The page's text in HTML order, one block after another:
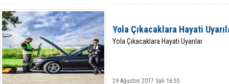
Yola Çıkacaklara Hayati
Yola Çıkacaklara Hayati Uyarılar
29 Ağustos 2017 Salı 16:55